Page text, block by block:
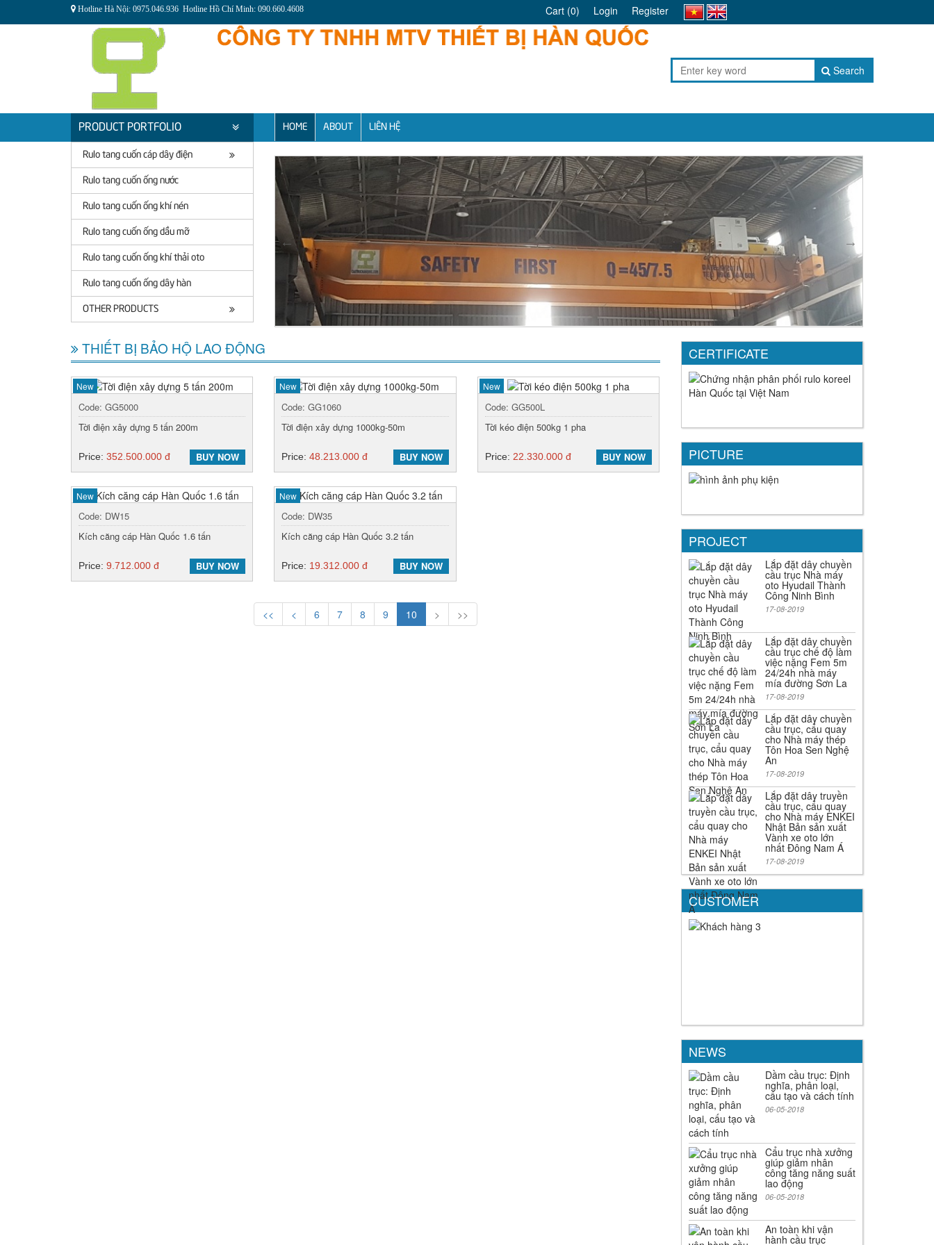
Hotline Hà Nội: 0975.046.936 Hotline Hồ Chí Minh: 090.660.4608 Cart (0) Login Register
Search
PRODUCT PORTFOLIO
Rulo tang cuốn cáp dây điện
Rulo tang cuốn ống nước
Rulo tang cuốn ống khí nén
Rulo tang cuốn ống dầu mỡ
Rulo tang cuốn ống khí thải oto
Rulo tang cuốn ống dây hàn
OTHER PRODUCTS
HOME ABOUT LIÊN HỆ
THIẾT BỊ BẢO HỘ LAO ĐỘNG
New
Code: GG5000
Tời điện xây dựng 5 tấn 200m
Price: 352.500.000 đ BUY NOW
New
Code: GG1060
Tời điện xây dựng 1000kg-50m
Price:48.213.000 đ BUY NOW
New
Code: GG500L
Tời kéo điện 500kg 1 pha
Price: 22.330.000 đ BUY NOW
New
Code: DW15
Kích căng cáp Hàn Quốc 1.6 tấn
Price: 9.712.000 đ BUY NOW
New
Code: DW35
Kích căng cáp Hàn Quốc 3.2 tấn
Price: 19.312.000 đ BUY NOW
<< < 6 7 8 9 10 > >>
CERTIFICATE
PICTURE
PROJECT
Lắp đặt dây chuyền
cầu trục Nhà máy
oto Hyudail Thành
Công Ninh Bình
17-08-2019
Lắp đặt dây chuyền
cầu trục chế độ làm
việc nặng Fem 5m
24/24h nhà máy
mía đường Sơn La
17-08-2019
Lắp đặt dây chuyền
cầu trục, cẩu quay
cho Nhà máy thép
Tôn Hoa Sen Nghệ
An
17-08-2019
Lắp đặt dây truyền
cầu trục, cẩu quay
cho Nhà máy ENKEI
Nhật Bản sản xuất
Vành xe oto lớn
nhất Đông Nam Á
17-08-2019
CUSTOMER
NEWS
Dầm cầu trục: Định
nghĩa, phân loại,
cấu tạo và cách tính
06-05-2018
Cẩu trục nhà xưởng
giúp giảm nhân
công tăng năng suất
lao động
06-05-2018
An toàn khi vận
hành cầu trục